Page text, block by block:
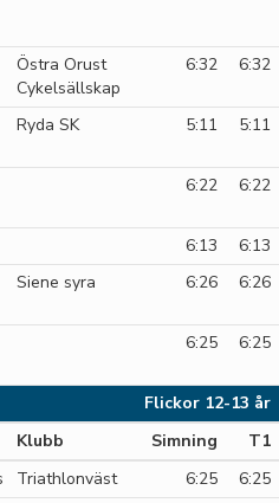
Östra Orust
Cykelsällskap
6:32 6:32
Ryda SK 5:11 5:11
6:22 6:22
6:13
6:13
Siene syra 6:26 6:26
6:25 6:25
Flickor 12-13 år
Klubb Simning
T1
Triathlonväst 6:25
6:25